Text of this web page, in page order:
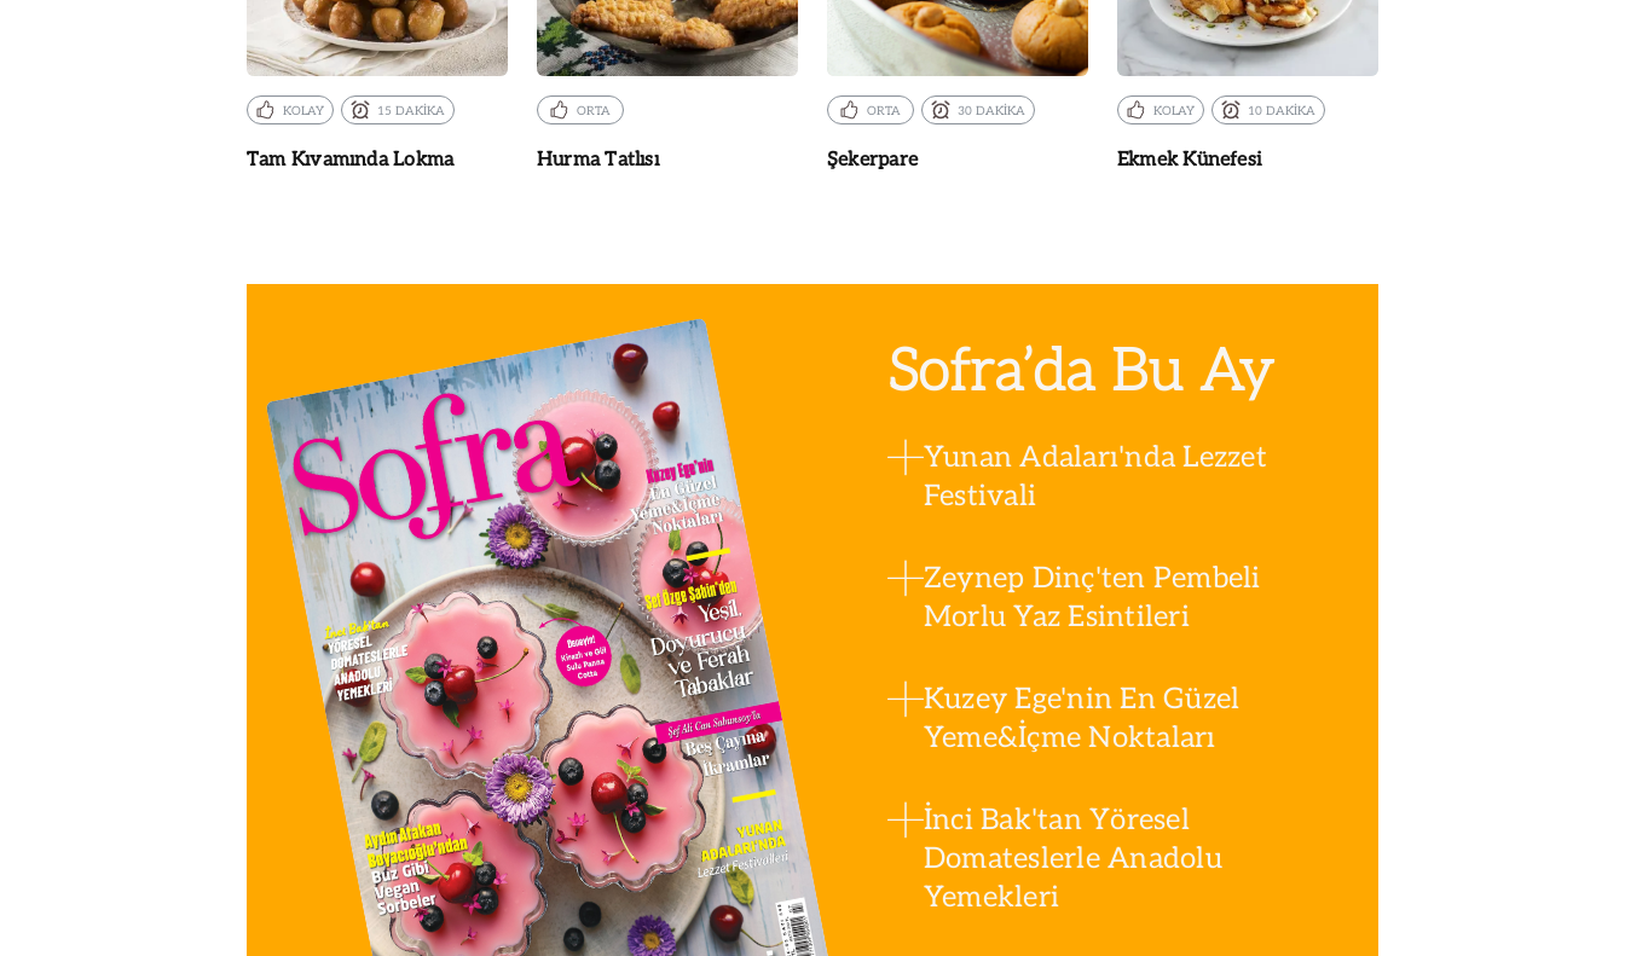
KOLAY 15 DAKİKA
Tam Kıvamında Lokma
ORTA
Hurma Tatlısı
ORTA 30 DAKİKA
Şekerpare
KOLAY 10 DAKİKA
Ekmek Künefesi
Sofra’da Bu Ay
Yunan Adaları'nda Lezzet
Festivali
Zeynep Dinç'ten Pembeli
Morlu Yaz Esintileri
Kuzey Ege'nin En Güzel
Yeme&İçme Noktaları
İnci Bak'tan Yöresel
Domateslerle Anadolu
Yemekleri